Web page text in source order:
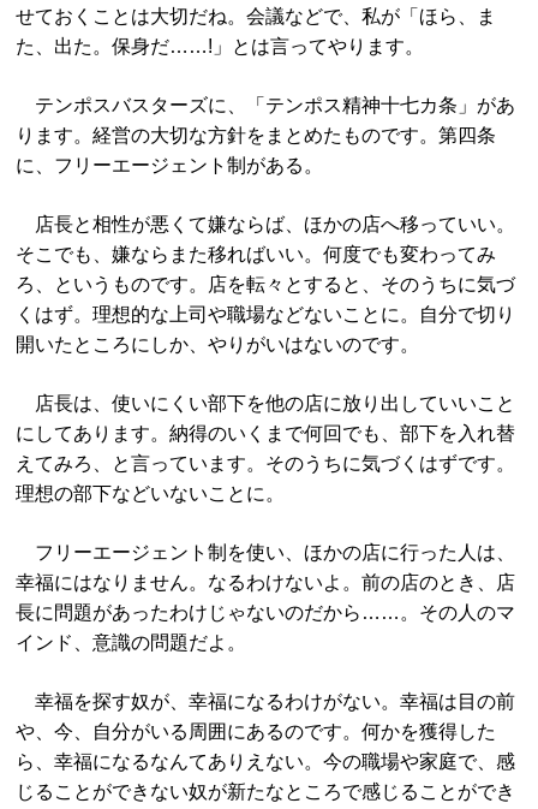
せておくことは大切だね。会議などで、私が「ほら、ま
た、出た。保身だ……!」とは言ってやります。
テンポスバスターズに、「テンポス精神十七カ条」があ
ります。経営の大切な方針をまとめたものです。第四条
に、フリーエージェント制がある。
店長と相性が悪くて嫌ならば、ほかの店へ移っていい。
そこでも、嫌ならまた移ればいい。何度でも変わってみ
ろ、というものです。店を転々とすると、そのうちに気づ
くはず。理想的な上司や職場などないことに。自分で切り
開いたところにしか、やりがいはないのです。
店長は、使いにくい部下を他の店に放り出していいこと
にしてあります。納得のいくまで何回でも、部下を入れ替
えてみろ、と言っています。そのうちに気づくはずです。
理想の部下などいないことに。
フリーエージェント制を使い、ほかの店に行った人は、
幸福にはなりません。なるわけないよ。前の店のとき、店
長に問題があったわけじゃないのだから……。その人のマ
インド、意識の問題だよ。
幸福を探す奴が、幸福になるわけがない。幸福は目の前
や、今、自分がいる周囲にあるのです。何かを獲得した
ら、幸福になるなんてありえない。今の職場や家庭で、感
じることができない奴が新たなところで感じることができ